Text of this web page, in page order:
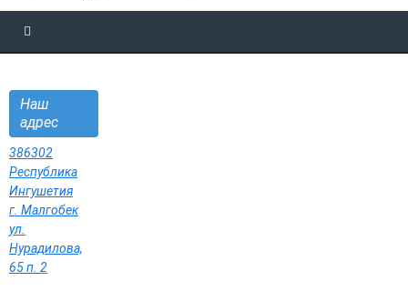
Наш
адрес
386302
Республика
Ингушетия
г. Малгобек
ул.
Нурадилова,
65 п. 2